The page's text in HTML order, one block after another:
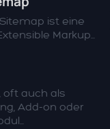
ist eine
Markup...
oft auch als
Add-on oder